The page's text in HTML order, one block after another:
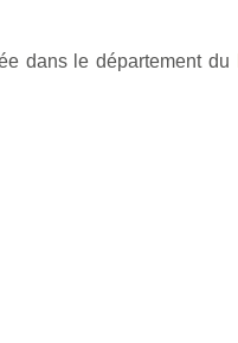
dans le département du